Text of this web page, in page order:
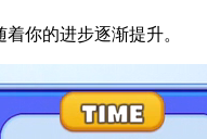
你的进步逐渐提升。